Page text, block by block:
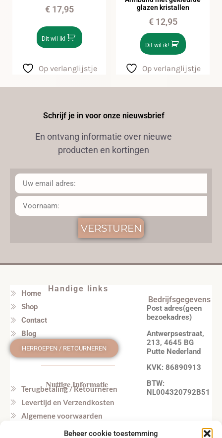
Beheer cookie toestemming
€17,95
Dit wil ik!
Op verlanglijstje
glazen kristallen
€12,95
Dit wil ik!
Op verlanglijstje
Schrijf je in voor onze nieuwsbrief
En ontvang informatie over nieuwe
producten en kortingen
VERSTUREN
Handige links
Home
Shop
Contact
Blog
HERROEPEN / RETOURNEREN
Nuttige Informatie
Terugbetaling / Retourneren
Levertijd en Verzendkosten
Algemene voorwaarden
Privacy beleid
Bedrijfsgegevens
Post adres(geen
bezoekadres)
Antwerpsestraat,
213, 4645 BG
Putte Nederland
KVK: 86890913
BTW:
NL004320792B51